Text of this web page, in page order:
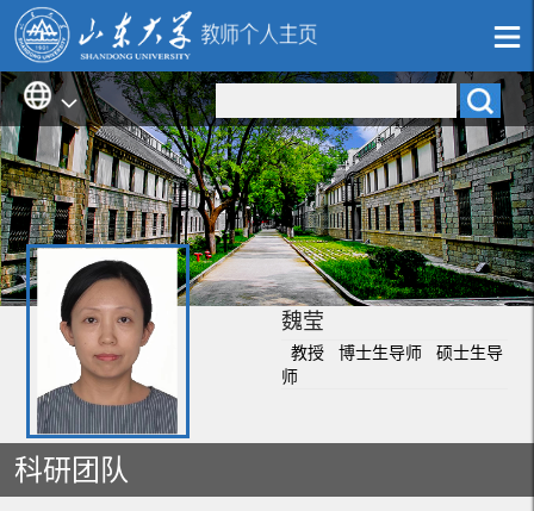
魏莹
教授 博士生导师 硕士生导
师
科研团队